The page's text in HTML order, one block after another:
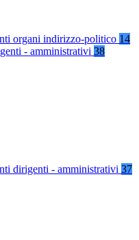
organi indirizzo-politico 14
- amministrativi 38
dirigenti - amministrativi 37